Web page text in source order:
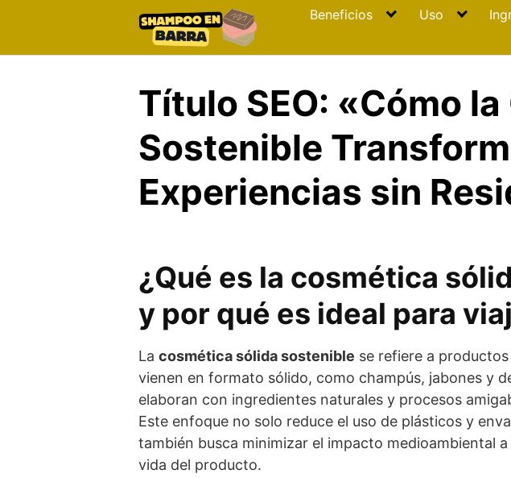
Beneficios Uso
Título SEO: «Cómo
Sostenible
Experiencias sin
¿Qué es la cosmética
y por qué es ideal para
La cosmética sólida sostenible se refiere a
vienen en formato sólido, como champús, jabones y
elaboran con ingredientes naturales y procesos
Este enfoque no solo reduce el uso de plásticos y
también busca minimizar el impacto medioambiental
vida del producto.